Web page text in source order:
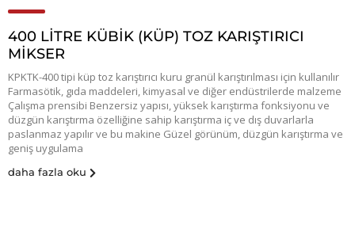
400 LİTRE KÜBİK (KÜP) TOZ KARIŞTIRICI
MİKSER
KPKTK-400 tipi küp toz karıştırıcı kuru granül karıştırılması için kullanılır
Farmasötik, gıda maddeleri, kimyasal ve diğer endüstrilerde malzeme
Çalışma prensibi Benzersiz yapısı, yüksek karıştırma fonksiyonu ve
düzgün karıştırma özelliğine sahip karıştırma iç ve dış duvarlarla
paslanmaz yapılır ve bu makine Güzel görünüm, düzgün karıştırma ve
geniş uygulama
daha fazla oku